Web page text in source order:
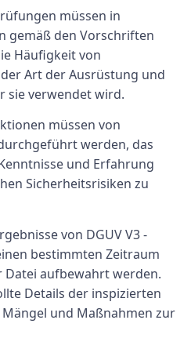
müssen in
gemäß den Vorschriften
Häufigkeit von
Art der Ausrüstung und
sie verwendet wird.
müssen von
werden, das
und Erfahrung
Sicherheitsrisiken zu
von DGUV V3 -
bestimmten Zeitraum
aufbewahrt werden.
Details der inspizierten
und Maßnahmen zur